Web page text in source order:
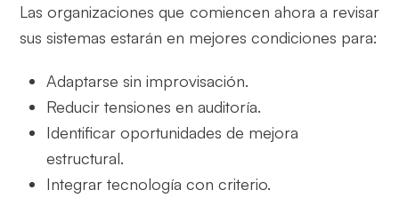
Las organizaciones que comiencen ahora a revisar
sus sistemas estarán en mejores condiciones para:
Adaptarse sin improvisación.
Reducir tensiones en auditoría.
Identificar oportunidades de mejora
estructural.
Integrar tecnología con criterio.